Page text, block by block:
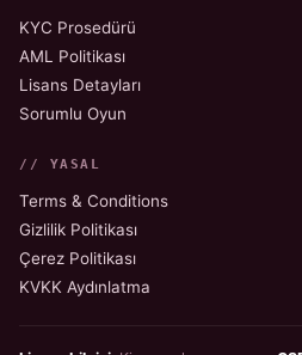
KYC Prosedürü
AML Politikası
Lisans Detayları
Sorumlu Oyun
// YASAL
Terms & Conditions
Gizlilik Politikası
Çerez Politikası
KVKK Aydınlatma